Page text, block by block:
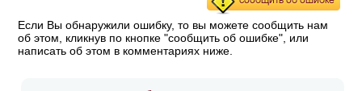
Если Вы обнаружили ошибку, то вы можете сообщить нам
об этом, кликнув по кнопке "сообщить об ошибке", или
написать об этом в комментариях ниже.